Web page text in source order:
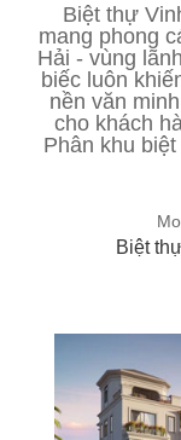
Biệt thự
mang phong
Hải - vùng
biếc luôn
nền văn
cho khách
Phân khu
Biệt